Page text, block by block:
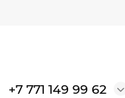
+7 771 149 99 62